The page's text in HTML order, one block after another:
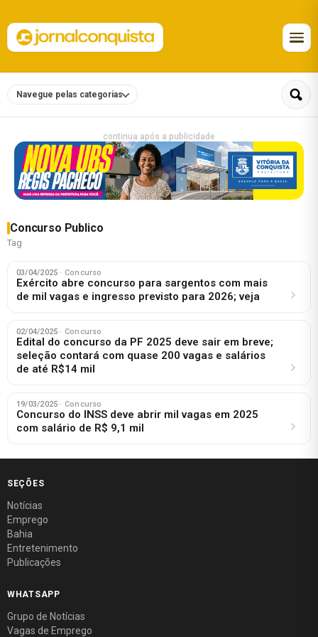
Navegue pelas categorias
continua após a publicidade
Concurso Publico
Tag
03/04/2025 · Concurso
Exército abre concurso para sargentos com mais
de mil vagas e ingresso previsto para 2026; veja
02/04/2025 · Concurso
Edital do concurso da PF 2025 deve sair em breve;
seleção contará com quase 200 vagas e salários
de até R$14 mil
19/03/2025 · Concurso
Concurso do INSS deve abrir mil vagas em 2025
com salário de R$ 9,1 mil
SEÇÕES
Notícias
Emprego
Bahia
Entretenimento
Publicações
WHATSAPP
Grupo de Notícias
Vagas de Emprego